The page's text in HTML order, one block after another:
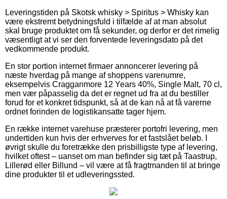
Leveringstiden på Skotsk whisky > Spiritus > Whisky kan
være ekstremt betydningsfuld i tilfælde af at man absolut
skal bruge produktet om få sekunder, og derfor er det rimelig
væsentligt at vi ser den forventede leveringsdato på det
vedkommende produkt.
En stor portion internet firmaer annoncerer levering på
næste hverdag på mange af shoppens varenumre,
eksempelvis Cragganmore 12 Years 40%, Single Malt, 70 cl,
men vær påpasselig da det er regnet ud fra at du bestiller
forud for et konkret tidspunkt, så at de kan nå at få varerne
ordnet forinden de logistikansatte tager hjem.
En række internet varehuse præsterer portofri levering, men
undertiden kun hvis der erhverves for et fastslået beløb. I
øvrigt skulle du foretrække den prisbilligste type af levering,
hvilket oftest – uanset om man befinder sig tæt på Taastrup,
Lillerød eller Billund – vil være at få fragtmanden til at bringe
dine produkter til et udleveringssted.